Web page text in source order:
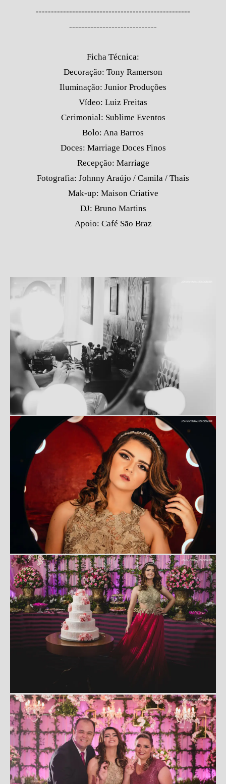
---------------------------------------------------
-----------------------------
Ficha Técnica:
Decoração: Tony Ramerson
Iluminação: Junior Produções
Vídeo: Luiz Freitas
Cerimonial: Sublime Eventos
Bolo: Ana Barros
Doces: Marriage Doces Finos
Recepção: Marriage
Fotografia: Johnny Araújo / Camila / Thais
Mak-up: Maison Criative
DJ: Bruno Martins
Apoio: Café São Braz